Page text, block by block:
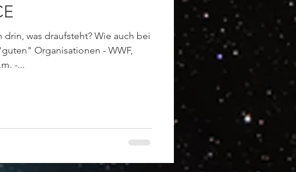
drin, was draufsteht? Wie auch bei
Organisationen - WWF,
-...